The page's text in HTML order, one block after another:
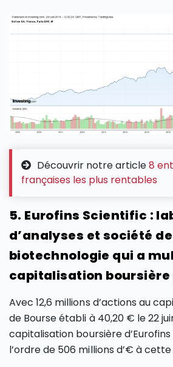
Découvrir notre article8
françaises les plus rentables
5. Eurofins Scientific :
d’analyses et société de
biotechnologie qui a
capitalisation boursière
Avec 12,6 millions d’actions au
de Bourse établi à 40,20 € le 22
capitalisation boursière
l’ordre de 506 millions d’€ à